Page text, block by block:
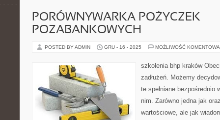
PORÓWNYWARKA POŻYCZEK
POZABANKOWYCH
POSTED BY ADMIN GRU - 16 - 2025 MOŻLIWOŚĆ
szkolenia bhp kraków
zadłużeń. Możemy
te spełniane bezpośrednio
nim. Zarówno jedna jak
wartościowe, ale jak